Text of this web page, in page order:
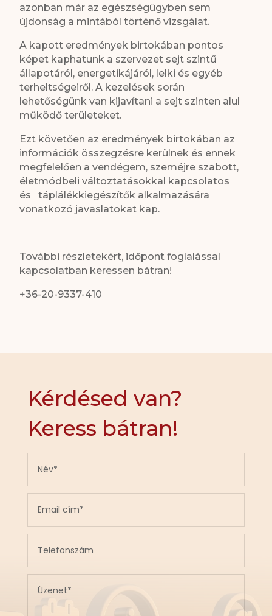
azonban már az egészségügyben sem
újdonság a mintából történő vizsgálat.
A kapott eredmények birtokában pontos
képet kaphatunk a szervezet sejt szintű
állapotáról, energetikájáról, lelki és egyéb
terheltségeiről. A kezelések során
lehetőségünk van kijavítani a sejt szinten alul
működő területeket.
Ezt követően az eredmények birtokában az
információk összegzésre kerülnek és ennek
megfelelően a vendégem, szeméjre szabott,
életmódbeli változtatásokkal kapcsolatos
és táplálékkiegészítők alkalmazására
vonatkozó javaslatokat kap.
További részletekért, időpont foglalással
kapcsolatban keressen bátran!
+36-20-9337-410
Kérdésed van?
Keress bátran!